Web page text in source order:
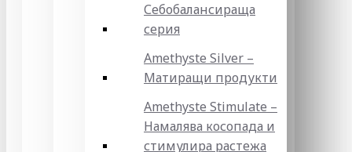
Себобалансираща
серия
Amethyste Silver –
Матиращи продукти
Amethyste Stimulate –
Намалява косопада и
стимулира растежа